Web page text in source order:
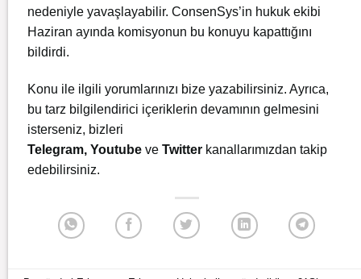
nedeniyle yavaşlayabilir. ConsenSys’in hukuk ekibi
Haziran ayında komisyonun bu konuyu kapattığını
bildirdi.
Konu ile ilgili yorumlarınızı bize yazabilirsiniz. Ayrıca,
bu tarz bilgilendirici içeriklerin devamının gelmesini
isterseniz, bizleri
Telegram, Youtube ve Twitter kanallarımızdan takip
edebilirsiniz.